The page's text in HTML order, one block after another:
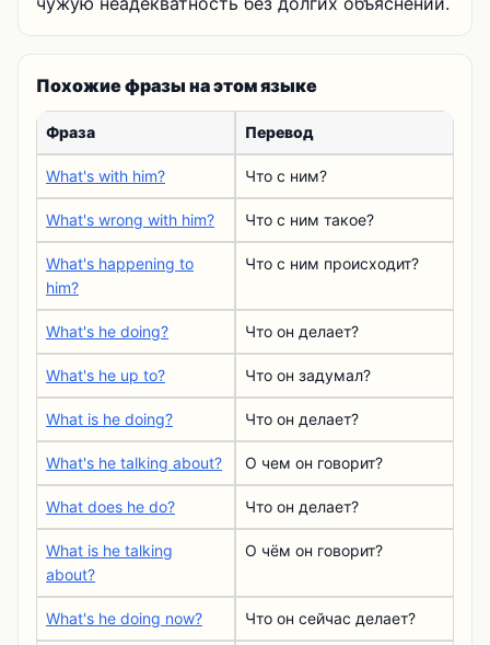
Похожие фразы на этом языке
Фраза Перевод
What's with him? Что с ним?
What's wrong with him? Что с ним такое?
What's happening to
him?
Что с ним происходит?
What's he doing? Что он делает?
What's he up to? Что он задумал?
What is he doing? Что он делает?
What's he talking about? О чем он говорит?
What does he do? Что он делает?
What is he talking
about?
О чём он говорит?
What's he doing now? Что он сейчас делает?